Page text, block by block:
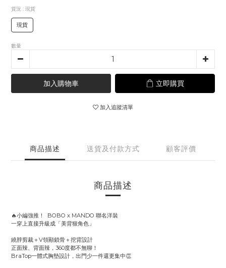
貨況 : 現貨
現貨
數量
加入購物車 立即購買
加入追蹤清單
商品描述 送貨及付款方式 顧客評價
商品描述
🔥小編強推！ BOBO x MANDO 聯名洋裝
一穿上直接升級成「美背狠角色」
繞脖剪裁＋V領顯鎖骨＋挖背設計
正面辣、背面辣，360度都不無聊！
BraTop一體式胸墊設計，出門少一件還更集中👏